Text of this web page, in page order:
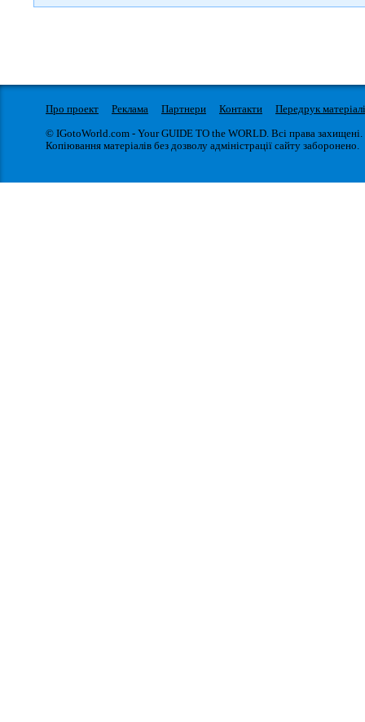
Про проект Реклама Партнери Контакти
Передрук
© IGotoWorld.com - Your GUIDE TO the WORLD. Всі права захищені.
Копіювання матеріалів без дозволу адміністрації сайту заборонено.